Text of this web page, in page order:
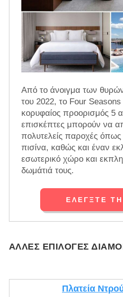
Από το άνοιγμα των
του 2022, το Four Seasons
κορυφαίος προορισμός 5
επισκέπτες μπορούν να
πολυτελείς παροχές
πισίνα, καθώς και έναν
εσωτερικό χώρο και
δωμάτιά τους.
ΕΛΈΓΞΤΕ
ΆΛΛΕΣ ΕΠΙΛΟΓΈΣ
Πλατεία